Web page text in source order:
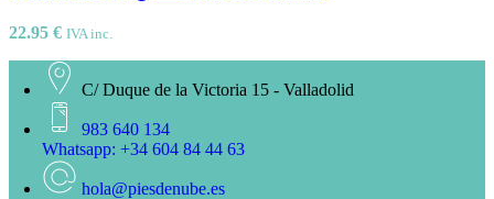
22.95 € IVA inc.
C/ Duque de la Victoria 15 - Valladolid
983 640 134
Whatsapp: +34 604 84 44 63
hola@piesdenube.es